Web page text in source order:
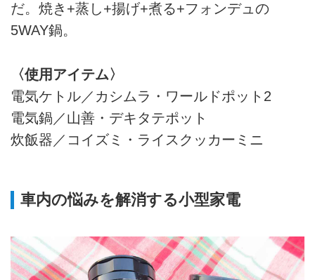
だ。焼き+蒸し+揚げ+煮る+フォンデュの
5WAY鍋。
〈使用アイテム〉
電気ケトル／カシムラ・ワールドポット2
電気鍋／山善・デキタテポット
炊飯器／コイズミ・ライスクッカーミニ
車内の悩みを解消する小型家電